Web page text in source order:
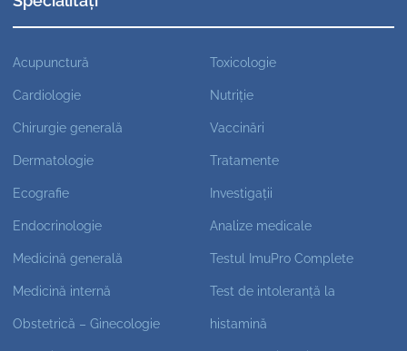
Acupunctură
Cardiologie
Chirurgie generală
Dermatologie
Ecografie
Endocrinologie
Medicină generală
Medicină internă
Obstetrică – Ginecologie
Toxicologie
Nutriție
Vaccinări
Tratamente
Investigații
Analize medicale
Testul ImuPro Complete
Test de intoleranță la
histamină